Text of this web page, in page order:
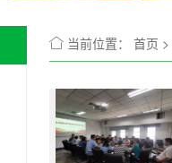
当前位置： 首页 >